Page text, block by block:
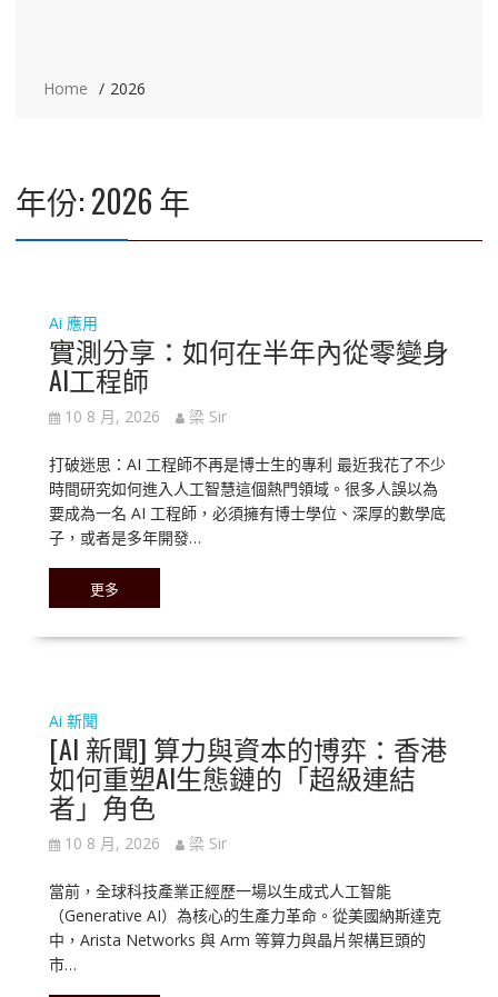
Home 2026
年份:2026 年
Ai 應用
實測分享：如何在半年內從零變身
AI工程師
10 8 月, 2026 梁 Sir
打破迷思：AI 工程師不再是博士生的專利 最近我花了不少
時間研究如何進入人工智慧這個熱門領域。很多人誤以為
要成為一名 AI 工程師，必須擁有博士學位、深厚的數學底
子，或者是多年開發…
更多
Ai 新聞
[AI 新聞] 算力與資本的博弈：香港
如何重塑AI生態鏈的「超級連結
者」角色
10 8 月, 2026 梁 Sir
當前，全球科技產業正經歷一場以生成式人工智能
（Generative AI）為核心的生產力革命。從美國納斯達克
中，Arista Networks 與 Arm 等算力與晶片架構巨頭的
市…